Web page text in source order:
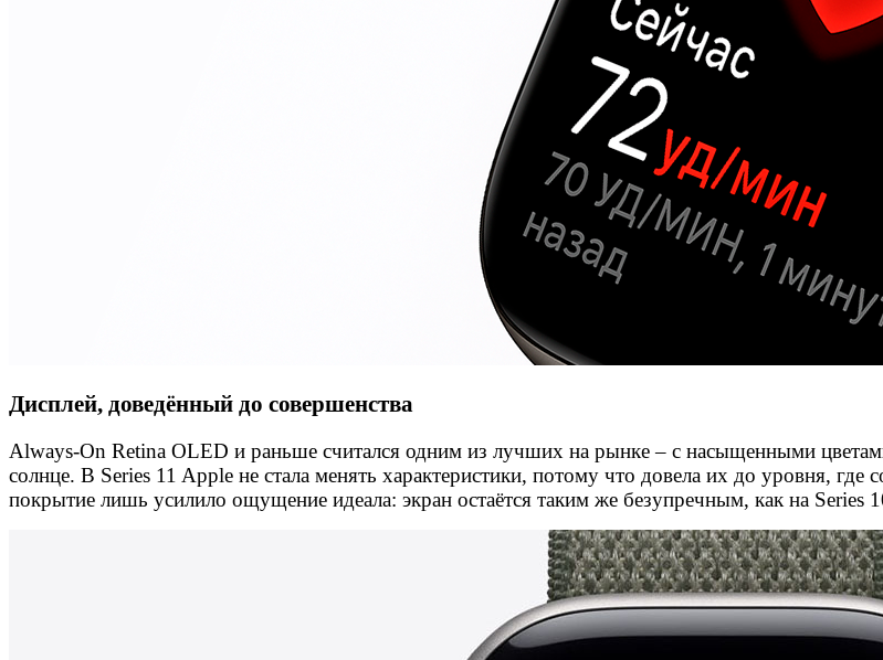
Дисплей, доведённый до совершенства
Always-On Retina OLED и раньше считался одним из лучших на рынке – с насыщенными
солнце. В Series 11 Apple не стала менять характеристики, потому что довела их до уровня, где
покрытие лишь усилило ощущение идеала: экран остаётся таким же безупречным, как на Series